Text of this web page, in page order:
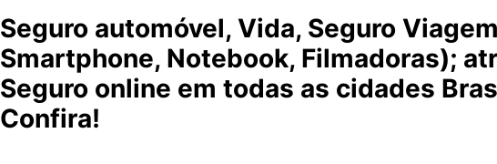
Seguro automóvel, Vida, Seguro
Smartphone, Notebook, Filmadoras);
Seguro online em todas as cidades
Confira!